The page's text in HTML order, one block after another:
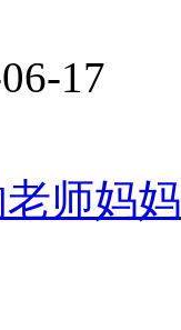
17
师妈妈